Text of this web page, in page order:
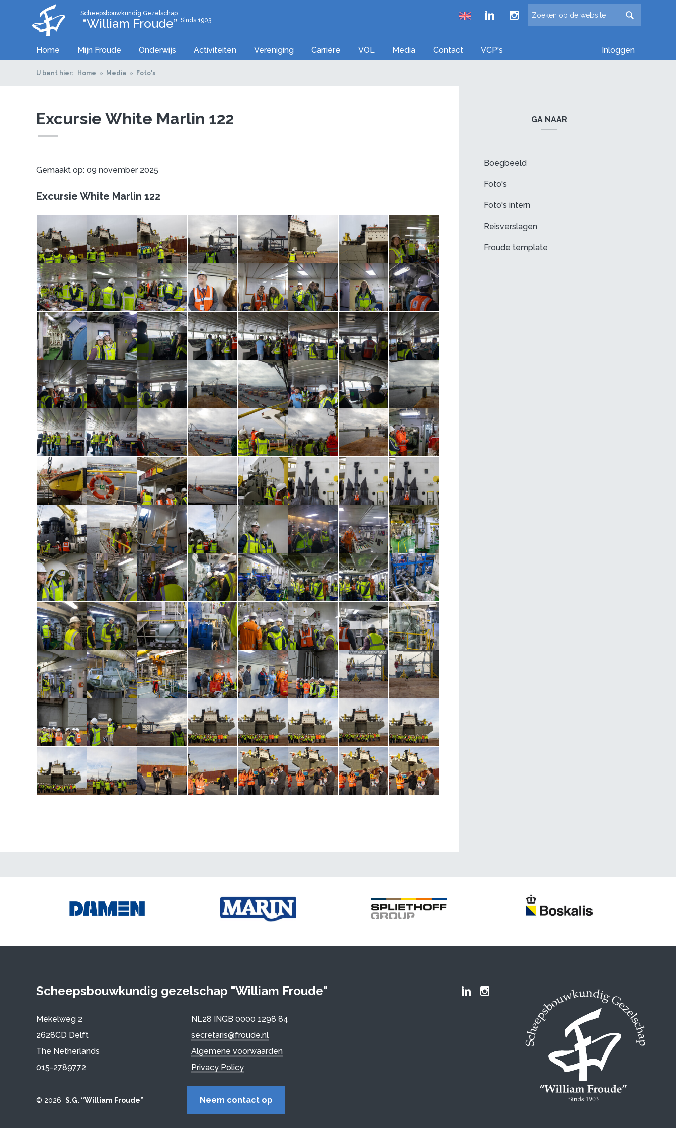
Scheepsbouwkundig Gezelschap
“William Froude” Sinds 1903
Froude LinkedIn group
Froude Instagram page
Home Mijn Froude Onderwijs Activiteiten Vereniging Carrière VOL Media Contact VCP's Inloggen
U bent hier: Home Media Foto's
Excursie White Marlin 122
Gemaakt op: 09 november 2025
Excursie White Marlin 122
GA NAAR
Boegbeeld
Foto's
Foto's intern
Reisverslagen
Froude template
Scheepsbouwkundig gezelschap "William Froude"
Mekelweg 2
2628CD Delft
The Netherlands
015-2789772
NL28 INGB 0000 1298 84
secretaris@froude.nl
Algemene voorwaarden
Privacy Policy
Neem contact op
Froude LinkedIn group
Froude Instagram page
© 2026 S.G. “William Froude”